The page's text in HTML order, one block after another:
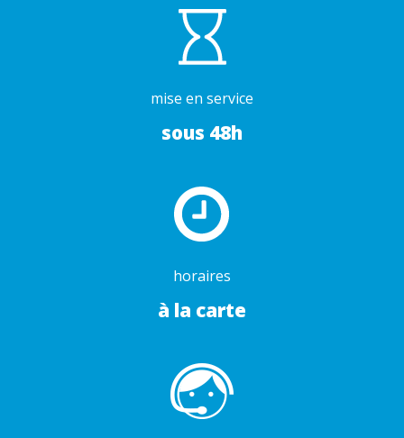
mise en service
sous 48h
horaires
à la carte